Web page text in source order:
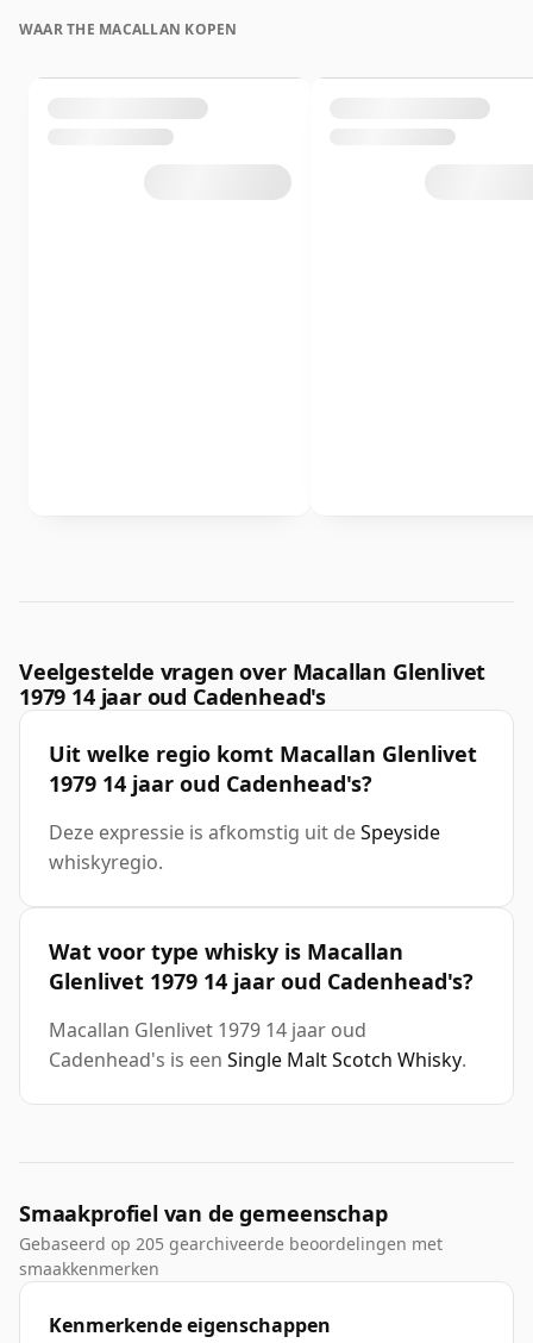
WAAR THE MACALLAN KOPEN
Veelgestelde vragen over Macallan Glenlivet
1979 14 jaar oud Cadenhead's
Uit welke regio komt Macallan Glenlivet
1979 14 jaar oud Cadenhead's?
Deze expressie is afkomstig uit deSpeyside
whiskyregio.
Wat voor type whisky is Macallan
Glenlivet 1979 14 jaar oud Cadenhead's?
Macallan Glenlivet 1979 14 jaar oud
Cadenhead's is een Single Malt Scotch Whisky.
Smaakprofiel van de gemeenschap
Gebaseerd op 205 gearchiveerde beoordelingen met
smaakkenmerken
Kenmerkende eigenschappen